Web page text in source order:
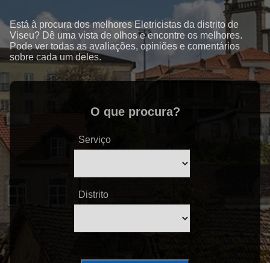
Está à procura dos melhores Eletricistas da distrito de
Viseu? Dê uma vista de olhos e encontre os melhores.
Pode ver todas as avaliações, opiniões e comentários
sobre cada um deles.
O que procura?
Serviço
Distrito